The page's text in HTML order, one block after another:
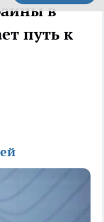
в
путь к